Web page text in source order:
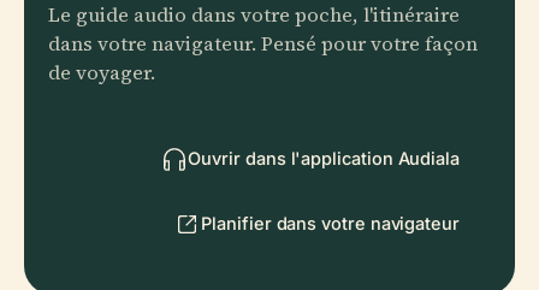
Le guide audio dans votre poche, l'itinéraire
dans votre navigateur. Pensé pour votre façon
de voyager.
Ouvrir dans l'application Audiala
Planifier dans votre navigateur